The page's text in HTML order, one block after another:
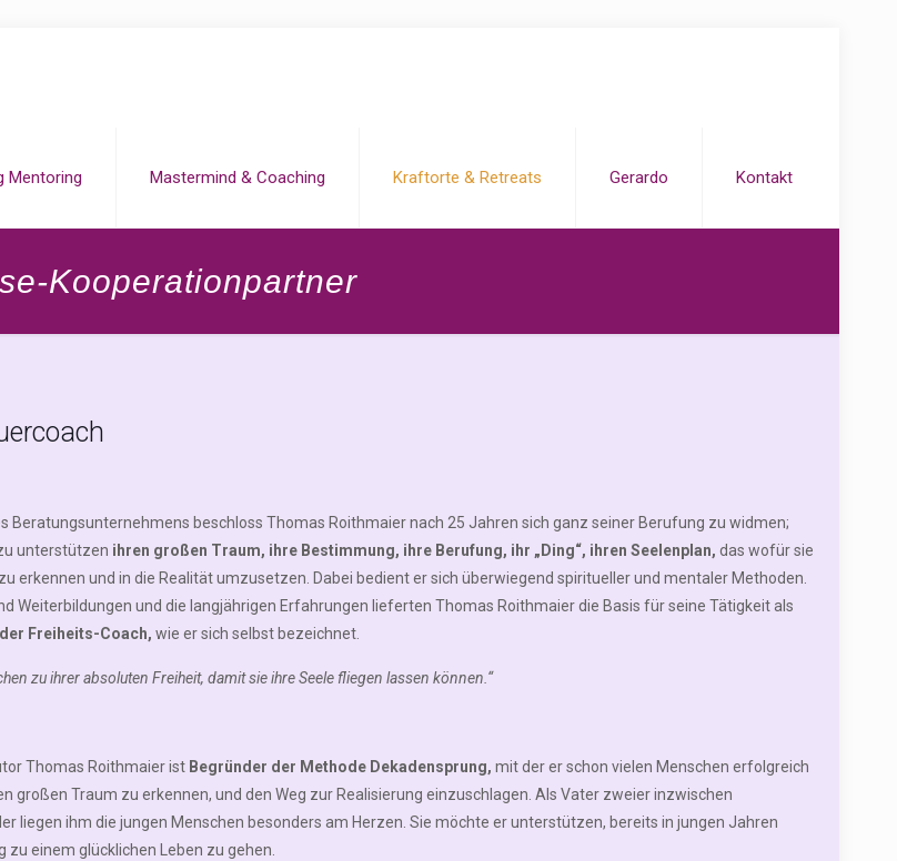
Mentoring Mastermind & Coaching Kraftorte & Retreats Gerardo Kontakt
Kooperationpartner
Beratungsunternehmens beschloss Thomas Roithmaier nach 25 Jahren sich ganz seiner Berufung zu widmen;
unterstützen ihren großen Traum, ihre Bestimmung, ihre Berufung, ihr „Ding“, ihren Seelenplan, das wofür sie
erkennen und in die Realität umzusetzen. Dabei bedient er sich überwiegend spiritueller und mentaler Methoden.
Weiterbildungen und die langjährigen Erfahrungen lieferten Thomas Roithmaier die Basis für seine Tätigkeit als
Freiheits-Coach, wie er sich selbst bezeichnet.
zu ihrer absoluten Freiheit, damit sie ihre Seele fliegen lassen können.“
Thomas Roithmaier ist Begründer der Methode Dekadensprung, mit der er schon vielen Menschen erfolgreich
großen Traum zu erkennen, und den Weg zur Realisierung einzuschlagen. Als Vater zweier inzwischen
liegen ihm die jungen Menschen besonders am Herzen. Sie möchte er unterstützen, bereits in jungen Jahren
zu einem glücklichen Leben zu gehen.